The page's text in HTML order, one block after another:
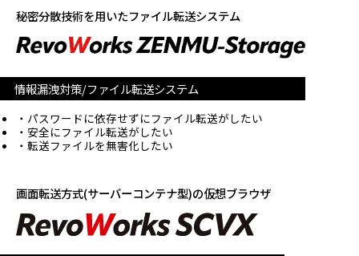
秘密分散技術を用いたファイル転送システム
情報漏洩対策/ファイル転送システム
パスワードに依存せずにファイル転送がしたい
安全にファイル転送がしたい
転送ファイルを無害化したい
画面転送方式(サーバーコンテナ型)の仮想ブラウザ